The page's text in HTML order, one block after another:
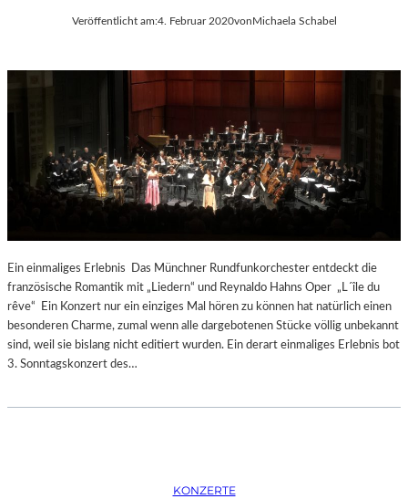
Veröffentlicht am:4. Februar 2020vonMichaela Schabel
Ein einmaliges Erlebnis Das Münchner Rundfunkorchester entdeckt die
französische Romantik mit „Liedern“ und Reynaldo Hahns Oper „L´île du
rêve“ Ein Konzert nur ein einziges Mal hören zu können hat natürlich einen
besonderen Charme, zumal wenn alle dargebotenen Stücke völlig unbekannt
sind, weil sie bislang nicht editiert wurden. Ein derart einmaliges Erlebnis bot
3. Sonntagskonzert des…
KONZERTE